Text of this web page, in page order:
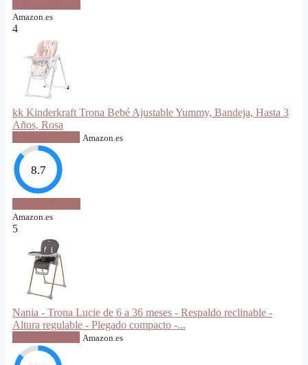
Amazon.es
4
kk Kinderkraft Trona Bebé Ajustable Yummy, Bandeja, Hasta 3
Años, Rosa
Amazon.es
8.7
Amazon.es
5
Nania - Trona Lucie de 6 a 36 meses - Respaldo reclinable -
Altura regulable - Plegado compacto -...
Amazon.es